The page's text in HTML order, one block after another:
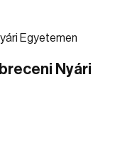
Nyári